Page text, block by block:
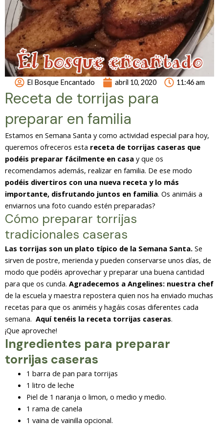
El Bosque Encantado abril 10, 2020 11:46 am
Receta de torrijas para
preparar en familia
Estamos en Semana Santa y como actividad especial para hoy,
queremos ofreceros esta receta de torrijas caseras que
podéis preparar fácilmente en casa y que os
recomendamos además, realizar en familia. De ese modo
podéis divertiros con una nueva receta y lo más
importante, disfrutando juntos en familia. Os animáis a
enviarnos una foto cuando estén preparadas?
Cómo preparar torrijas
tradicionales caseras
Las torrijas son un plato típico de la Semana Santa. Se
sirven de postre, merienda y pueden conservarse unos días, de
modo que podéis aprovechar y preparar una buena cantidad
para que os cunda. Agradecemos a Angelines: nuestra chef
de la escuela y maestra repostera quien nos ha enviado muchas
recetas para que os animéis y hagáis cosas diferentes cada
semana. Aquí tenéis la receta torrijas caseras.
¡Que aproveche!
Ingredientes para preparar
torrijas caseras
1 barra de pan para torrijas
1 litro de leche
Piel de 1 naranja o limon, o medio y medio.
1 rama de canela
1 vaina de vainilla opcional.